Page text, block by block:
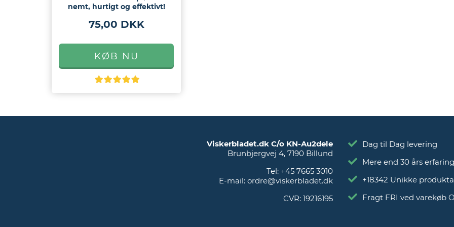
nemt, hurtigt og effektivt!
75,00 DKK
Viskerbladet.dk C/o KN-Au2dele
Brunbjergvej 4, 7190 Billund
Tel: +45 7665 3010
E-mail: ordre@viskerbladet.dk
CVR: 19216195
Dag til Dag levering
Mere end 30 års erfaring
+18342 Unikke
Fragt FRI ved varekøb